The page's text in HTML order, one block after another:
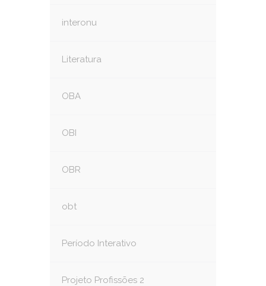
interonu
Literatura
OBA
OBI
OBR
obt
Período Interativo
Projeto Profissões 2